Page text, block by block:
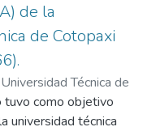
departamento y
decisiones sobre el
en INFORMIX
en
ventajas y factibilidad
de la
de Cotopaxi
Técnica de
09 )Prócel Macías,
Tipán, Jorge Iván;
como objetivo
universidad técnica